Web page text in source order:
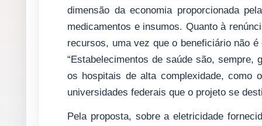
dimensão da economia proporcionada
medicamentos e insumos. Quanto à
recursos, uma vez que o beneficiário não
“Estabelecimentos de saúde são,
os hospitais de alta complexidade, como
universidades federais que o projeto se
Pela proposta, sobre a eletricidade